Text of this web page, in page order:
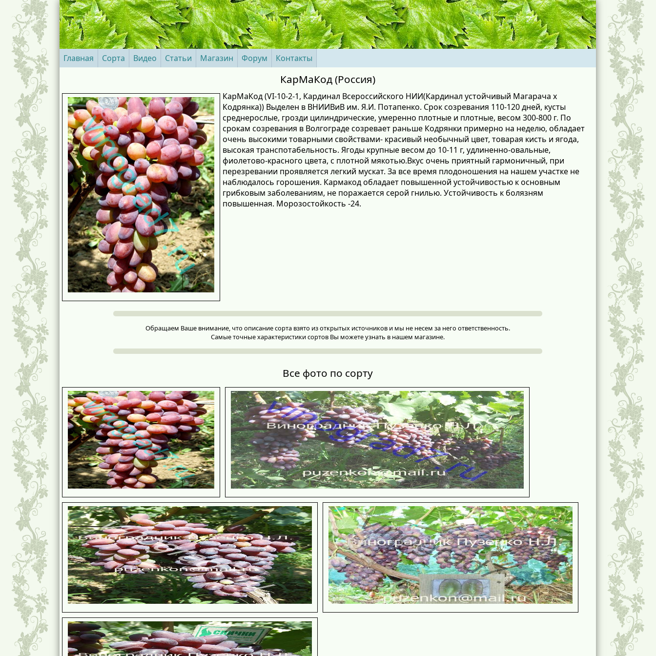
Главная Сорта Видео Статьи Магазин Форум Контакты
КарМаКод (Россия)
КарМаКод (VI-10-2-1, Кардинал Всероссийского НИИ(Кардинал устойчивый Магарача x
Кодрянка)) Выделен в ВНИИВиВ им. Я.И. Потапенко. Срок созревания 110-120 дней, кусты
среднерослые, грозди цилиндрические, умеренно плотные и плотные, весом 300-800 г. По
срокам созревания в Волгограде созревает раньше Кодрянки примерно на неделю, обладает
очень высокими товарными свойствами- красивый необычный цвет, товарая кисть и ягода,
высокая транспотабельность. Ягоды крупные весом до 10-11 г, удлиненно-овальные,
фиолетово-красного цвета, с плотной мякотью.Вкус очень приятный гармоничный, при
перезревании проявляется легкий мускат. За все время плодоношения на нашем участке не
наблюдалось горошения. Кармакод обладает повышенной устойчивостью к основным
грибковым заболеваниям, не поражается серой гнилью. Устойчивость к болязням
повышенная. Морозостойкость -24.
Обращаем Ваше внимание, что описание сорта взято из открытых источников и мы не несем за него ответственность.
Самые точные характеристики сортов Вы можете узнать в нашем магазине.
Все фото по сорту